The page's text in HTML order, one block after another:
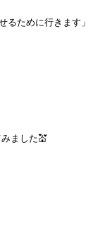
るために行きます」
ました💒